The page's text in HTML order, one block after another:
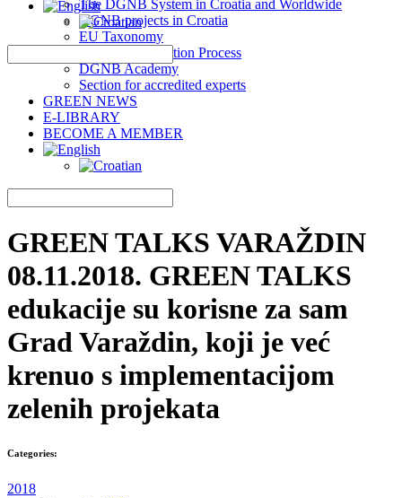
The DGNB System in Croatia and Worldwide
DGNB projects in Croatia
EU Taxonomy
DGNB Certification Process
DGNB Academy
Section for accredited experts
GREEN NEWS
E-LIBRARY
BECOME A MEMBER
GREEN TALKS VARAŽDIN
08.11.2018. GREEN TALKS
edukacije su korisne za sam
Grad Varaždin, koji je već
krenuo s implementacijom
zelenih projekata
Categories:
2018